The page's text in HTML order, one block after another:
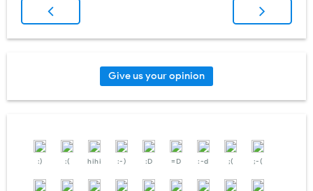
Give us your opinion
:) :( hihi :-) :D =D :-d ;( ;-(